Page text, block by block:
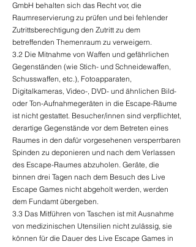
GmbH behalten sich das Recht vor, die
Raumreservierung zu prüfen und bei fehlender
Zutrittsberechtigung den Zutritt zu dem
betreffenden Themenraum zu verweigern.
3.2 Die Mitnahme von Waffen und gefährlichen
Gegenständen (wie Stich- und Schneidewaffen,
Schusswaffen, etc.), Fotoapparaten,
Digitalkameras, Video-, DVD- und ähnlichen Bild-
oder Ton-Aufnahmegeräten in die Escape-Räume
ist nicht gestattet. Besucher/innen sind verpflichtet,
derartige Gegenstände vor dem Betreten eines
Raumes in den dafür vorgesehenen versperrbaren
Spinden zu deponieren und nach dem Verlassen
des Escape-Raumes abzuholen. Geräte, die
binnen drei Tagen nach dem Besuch des Live
Escape Games nicht abgeholt werden, werden
dem Fundamt übergeben.
3.3 Das Mitführen von Taschen ist mit Ausnahme
von medizinischen Utensilien nicht zulässig, sie
können für die Dauer des Live Escape Games in